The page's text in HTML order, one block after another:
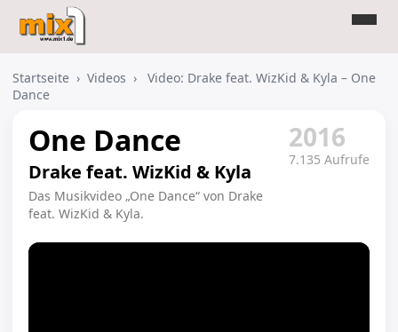
Startseite › Videos ›
Video: Drake feat. WizKid & Kyla – One
Dance
One Dance
Drake feat. WizKid & Kyla
Das Musikvideo „One Dance“ von Drake
feat. WizKid & Kyla.
2016
7.135 Aufrufe